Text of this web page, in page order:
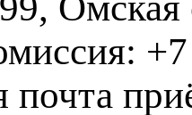
почта